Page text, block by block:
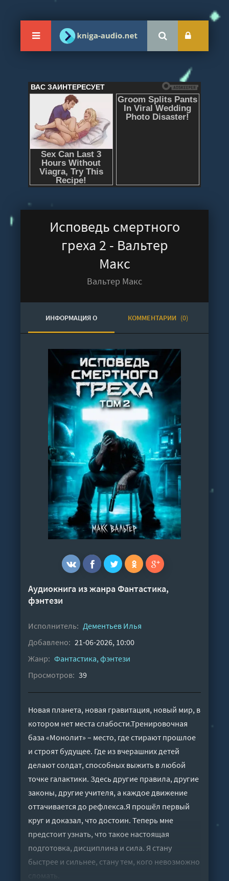
Исповедь смертного
греха 2 - Вальтер
Макс
Вальтер Макс
ИНФОРМАЦИЯ О
АУДИОКНИГЕ
КОММЕНТАРИИ (0)
Аудиокнига из жанраФантастика,
фэнтези
Исполнитель: Дементьев Илья
Добавлено: 21-06-2026, 10:00
Жанр: Фантастика, фэнтези
Просмотров: 39
Новая планета, новая гравитация, новый мир, в
котором нет места слабости.Тренировочная
база «Монолит» – место, где стирают прошлое
и строят будущее. Где из вчерашних детей
делают солдат, способных выжить в любой
точке галактики. Здесь другие правила, другие
законы, другие учителя, а каждое движение
оттачивается до рефлекса.Я прошёл первый
круг и доказал, что достоин. Теперь мне
предстоит узнать, что такое настоящая
подготовка, дисциплина и сила. Я стану
быстрее и сильнее, стану тем, кого невозможно
сломать.